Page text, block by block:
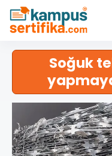
Soğuk
yapmaya